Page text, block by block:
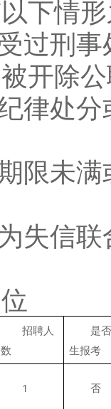
情形
刑事
开除
处分
未满
信联
招聘人
数
是否
生报考
1 否